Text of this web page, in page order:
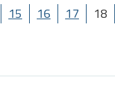
15 16 17 18